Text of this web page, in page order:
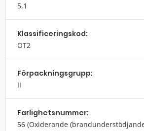
5.1
Klassifi­cerings­kod:
OT2
Förpack­nings­grupp:
II
Farlighets­nummer:
56 (Oxiderande